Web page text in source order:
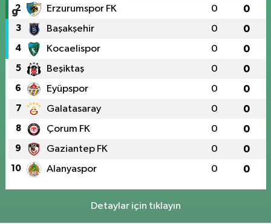
2 Erzurumspor FK 0 0
3 Başakşehir 0 0
4 Kocaelispor 0 0
5 Beşiktaş 0 0
6 Eyüpspor 0 0
7 Galatasaray 0 0
8 Çorum FK 0 0
9 Gaziantep FK 0 0
10 Alanyaspor 0 0
Detaylar için tıklayın